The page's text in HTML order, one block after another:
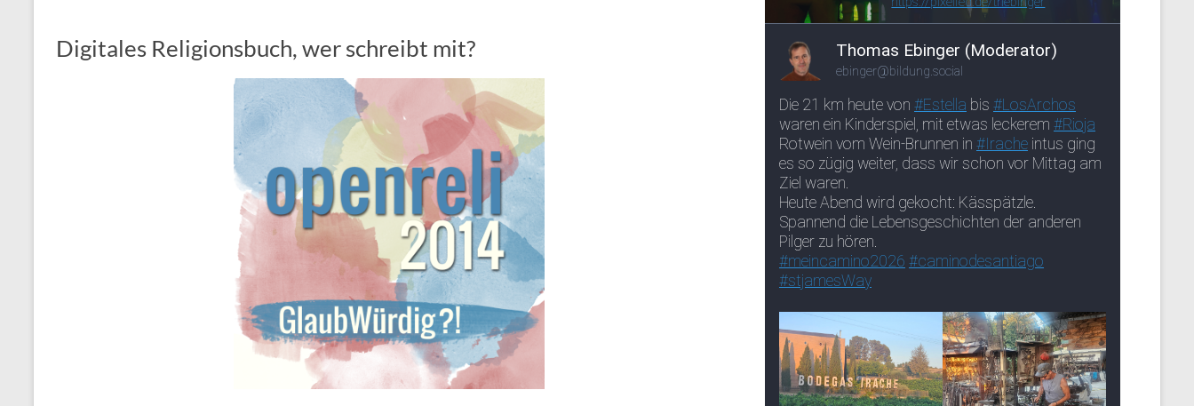
Digitales Religionsbuch, wer schreibt mit?